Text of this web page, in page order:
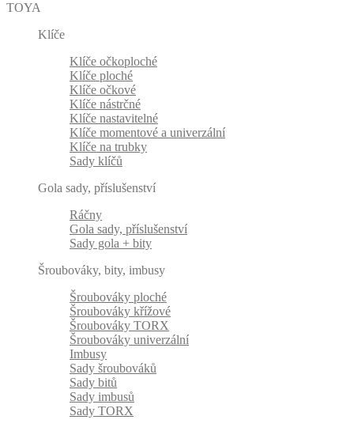
TOYA
Klíče
Klíče očkoploché
Klíče ploché
Klíče očkové
Klíče nástrčné
Klíče nastavitelné
Klíče momentové a univerzální
Klíče na trubky
Sady klíčů
Gola sady, příslušenství
Ráčny
Gola sady, příslušenství
Sady gola + bity
Šroubováky, bity, imbusy
Šroubováky ploché
Šroubováky křížové
Šroubováky TORX
Šroubováky univerzální
Imbusy
Sady šroubováků
Sady bitů
Sady imbusů
Sady TORX